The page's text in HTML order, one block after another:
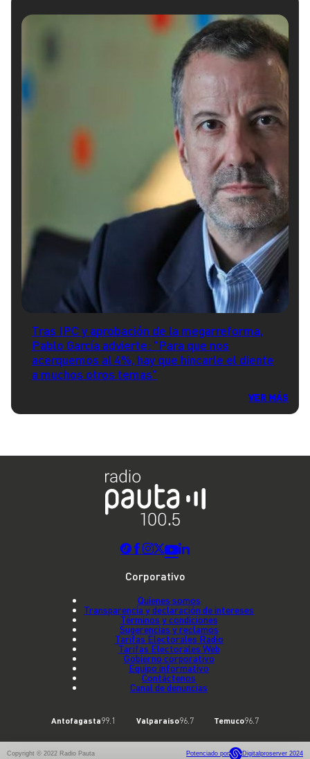
Tras IPC y aprobación de la megarreforma,
Pablo García advierte: "Para que nos
acerquemos al 4%, hay que hincarle el diente
a muchos otros temas"
VER MÁS
Corporativo
Quienes somos
Transparencia y declaración de intereses
Términos y condiciones
Sugerencias y reclamos
Tarifas Electorales Radio
Tarifas Electorales Web
Gobierno corporativo
Equipo informativo
Contáctenos
Canal de denuncias
Antofagasta99.1 Valparaíso96.7 Temuco96.7
Copyright © 2022 Radio Pauta Potenciado por Digitalproserver 2024